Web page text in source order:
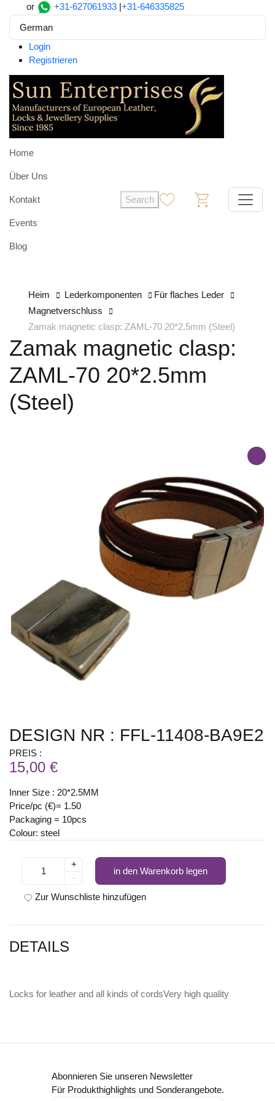
or +31-627061933 |+31-646335825
German
Login
Registrieren
Home
Über Uns
Kontakt
Events
Blog
Search
Heim Lederkomponenten
Für flaches Leder
Magnetverschluss
Zamak magnetic clasp: ZAML-70 20*2.5mm (Steel)
Zamak magnetic clasp:
ZAML-70 20*2.5mm
(Steel)
DESIGN NR : FFL-11408-BA9E2
PREIS :
15,00 €
Inner Size : 20*2.5MM
Price/pc (€)= 1.50
Packaging = 10pcs
Colour: steel
+
-
in den Warenkorb legen
Zur Wunschliste hinzufügen
DETAILS
Locks for leather and all kinds of cordsVery high quality
Abonnieren Sie unseren Newsletter
Für Produkthighlights und Sonderangebote.